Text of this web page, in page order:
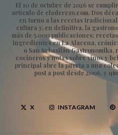
El 10 de octubre de 2026 se
artículo de eladerezo.com. Dos
en torno a las recetas
cultura y, en definitiva, la
más de 5.000 publicaciones:
ingredientes en La Alacena,
o San Sebastián
cocineros y notas sobre vinos y
principal abre la puerta a una
post a post desde 2006, y
X INSTAGRAM